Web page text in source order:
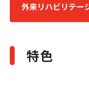
外来リハビリテー
特色